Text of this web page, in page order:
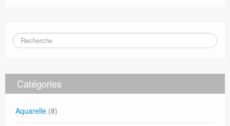
Catégories
Aquarelle (8)